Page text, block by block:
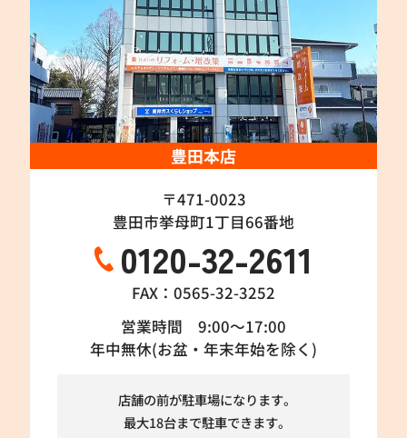
豊田本店
〒471-0023
豊田市挙母町1丁目66番地
0120-32-2611
FAX：0565-32-3252
営業時間 9:00～17:00
年中無休(お盆・年末年始を除く)
店舗の前が駐車場になります。
最大18台まで駐車できます。